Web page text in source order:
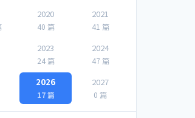
2020
40 篇
2021
41 篇
2023
24 篇
2024
47 篇
2026
17 篇
2027
0 篇